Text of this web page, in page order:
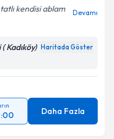
kendisi ablam
Devamı
Kadıköy) Haritada Göster
Daha Fazla